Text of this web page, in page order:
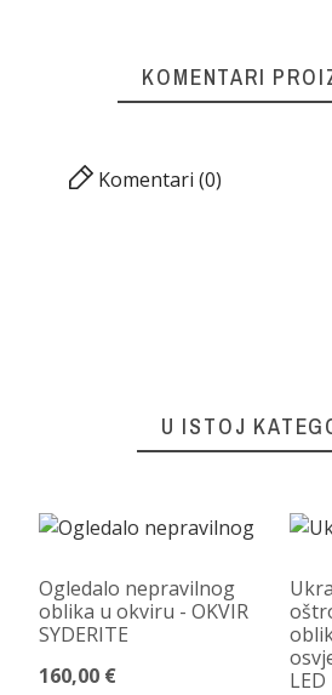
KOMENTARI
Komentari (0)
U ISTOJ
Ogledalo nepravilnog
oblika u okviru - OKVIR
SYDERITE
160,00 €
LED